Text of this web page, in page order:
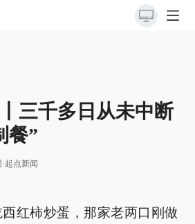
三千多日从未中断
餐”
起点新闻
红柿炒蛋，那家老两口刚做